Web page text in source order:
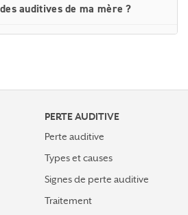
auditives de ma mère ?
demande de l’entraînement
votre audition
?
rechargeables ou jetables —
choix
PERTE AUDITIVE
Perte auditive
Types et causes
Signes de perte auditive
Traitement